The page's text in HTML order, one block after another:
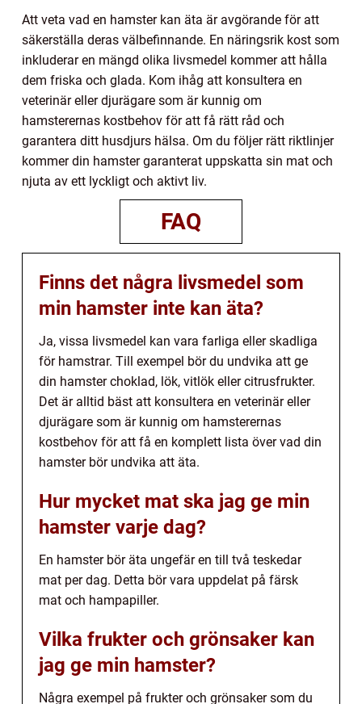
Att veta vad en hamster kan äta är avgörande för att
säkerställa deras välbefinnande. En näringsrik kost som
inkluderar en mängd olika livsmedel kommer att hålla
dem friska och glada. Kom ihåg att konsultera en
veterinär eller djurägare som är kunnig om
hamsterernas kostbehov för att få rätt råd och
garantera ditt husdjurs hälsa. Om du följer rätt riktlinjer
kommer din hamster garanterat uppskatta sin mat och
njuta av ett lyckligt och aktivt liv.
FAQ
Finns det några livsmedel som
min hamster inte kan äta?
Ja, vissa livsmedel kan vara farliga eller skadliga
för hamstrar. Till exempel bör du undvika att ge
din hamster choklad, lök, vitlök eller citrusfrukter.
Det är alltid bäst att konsultera en veterinär eller
djurägare som är kunnig om hamsterernas
kostbehov för att få en komplett lista över vad din
hamster bör undvika att äta.
Hur mycket mat ska jag ge min
hamster varje dag?
En hamster bör äta ungefär en till två teskedar
mat per dag. Detta bör vara uppdelat på färsk
mat och hampapiller.
Vilka frukter och grönsaker kan
jag ge min hamster?
Några exempel på frukter och grönsaker som du